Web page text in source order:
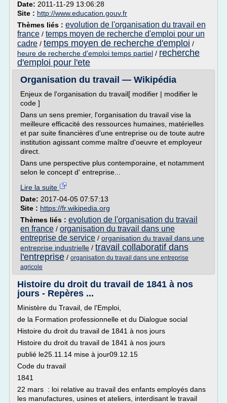
Date: 2011-11-29 13:06:28
Site : http://www.education.gouv.fr
Thèmes liés : evolution de l'organisation du travail en
france / temps moyen de recherche d'emploi pour un
cadre / temps moyen de recherche d'emploi /
heure de recherche d'emploi temps partiel / recherche
d'emploi pour l'ete
Organisation du travail — Wikipédia
Enjeux de l'organisation du travail[ modifier | modifier le
code ]
Dans un sens premier, l'organisation du travail vise la
meilleure efficacité des ressources humaines, matérielles
et par suite financières d'une entreprise ou de toute autre
institution agissant comme maître d'oeuvre et employeur
direct.
Dans une perspective plus contemporaine, et notamment
selon le concept d' entreprise...
Lire la suite
Date: 2017-04-05 07:57:13
Site : https://fr.wikipedia.org
Thèmes liés : evolution de l'organisation du travail
en france / organisation du travail dans une
entreprise de service / organisation du travail dans une
entreprise industrielle / travail collaboratif dans
l'entreprise / organisation du travail dans une entreprise
agricole
Histoire du droit du travail de 1841 à nos
jours - Repères ...
Ministère du Travail, de l'Emploi,
de la Formation professionnelle et du Dialogue social
Histoire du droit du travail de 1841 à nos jours
Histoire du droit du travail de 1841 à nos jours
publié le25.11.14 mise à jour09.12.15
Code du travail
1841
22 mars : loi relative au travail des enfants employés dans
les manufactures, usines et ateliers, interdisant le travail